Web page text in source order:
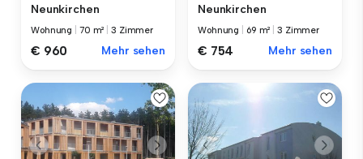
Neunkirchen
Wohnung 70 m² |3 Zimmer
€ 960 Mehr sehen
Neunkirchen
Wohnung 69 m² |3 Zimmer
€ 754 Mehr sehen